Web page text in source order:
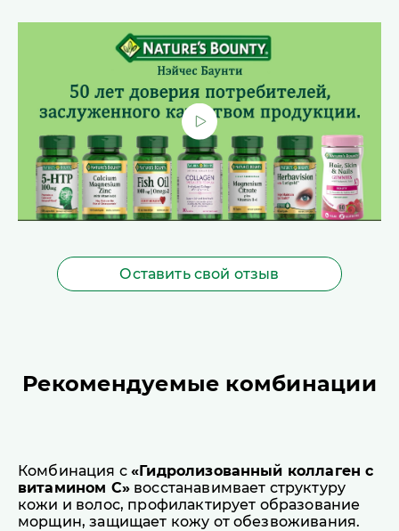
Оставить свой отзыв
Рекомендуемые комбинации
Комбинация с«Гидролизованный коллаген с
витамином С»восстанавимвает структуру
кожи и волос, профилактирует образование
морщин, защищает кожу от обезвоживания.